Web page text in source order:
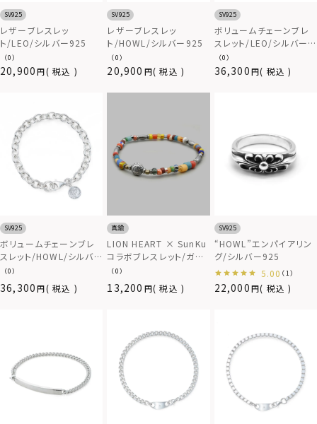
SV925
レザーブレスレッ
ト/LEO/シルバー925
（0）
20,900 税込
SV925
レザーブレスレッ
ト/HOWL/シルバー925
（0）
20,900 税込
SV925
ボリュームチェーンブレ
スレット/LEO/シルバー
925
（0）
36,300 税込
SV925
ボリュームチェーンブレ
スレット/HOWL/シルバ
ー925
（0）
36,300 税込
真鍮
LION HEART × SunKu
コラボブレスレット/ガラ
スビーズ/2023年モデル
（0）
13,200 税込
SV925
“HOWL”エンパイアリン
グ/シルバー925
5.00 （1）
22,000 税込